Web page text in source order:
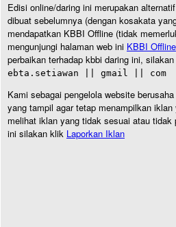
Edisi online/daring ini merupakan
dibuat sebelumnya (dengan kosakata
mendapatkan KBBI Offline (tidak
mengunjungi halaman web ini KBBI Offline
perbaikan terhadap kbbi daring ini,
ebta.setiawan || gmail || com
Kami sebagai pengelola website
yang tampil agar tetap menampilkan
melihat iklan yang tidak sesuai atau
ini silakan klik Laporkan Iklan